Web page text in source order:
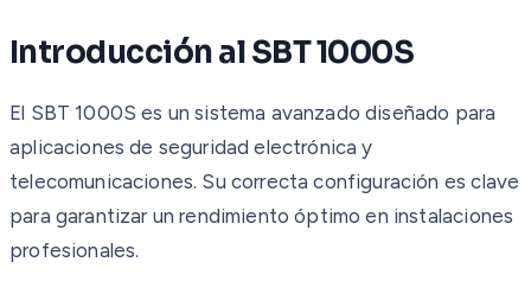
Introducción al SBT 1000S
El SBT 1000S es un sistema avanzado diseñado para
aplicaciones de seguridad electrónica y
telecomunicaciones. Su correcta configuración es clave
para garantizar un rendimiento óptimo en instalaciones
profesionales.